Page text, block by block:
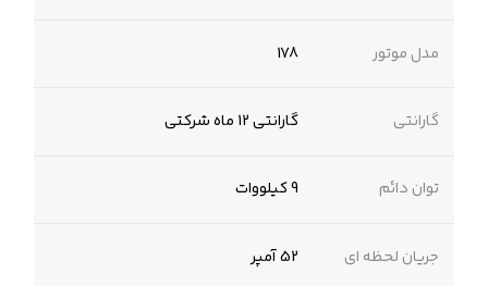
مدل موتور 178
گارانتی گارانتی 12 ماه شرکتی
توان دائم 9 کیلووات
جریان لحظه ای 52 آمپر